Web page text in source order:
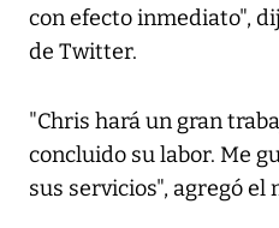
con efecto inmediato",
de Twitter.
"Chris hará un gran
concluido su labor. Me
sus servicios", agregó el